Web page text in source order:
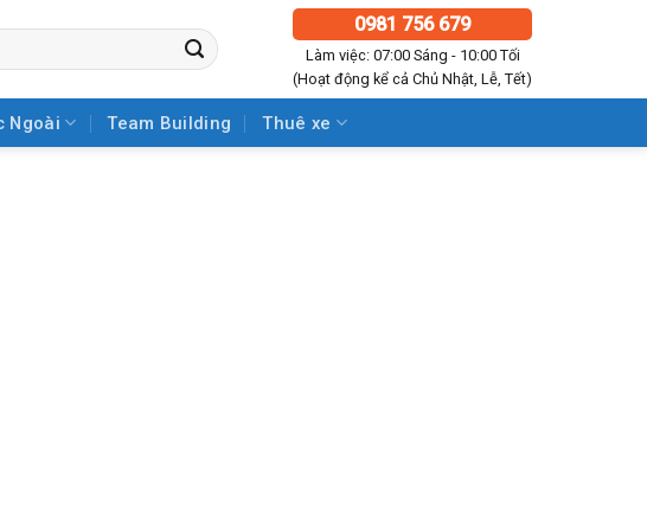
0981 756 679
Làm việc: 07:00 Sáng - 10:00 Tối
(Hoạt động kể cả Chủ Nhật, Lễ, Tết)
Ngoài Team Building Thuê xe